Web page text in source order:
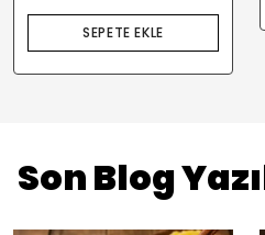
SEPETE EKLE
Son Blog